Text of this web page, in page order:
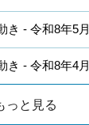
き - 令和8年5月
き - 令和8年4月
っと見る